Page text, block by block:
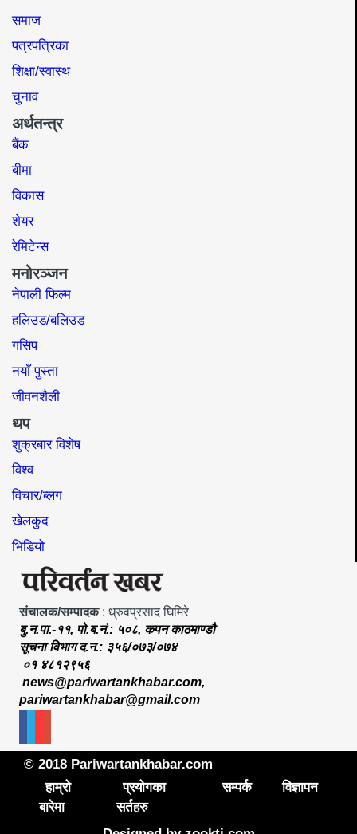
समाज​
पत्रपत्रिका
शिक्षा/स्वास्थ
चुनाव
अर्थतन्त्र
बैंक
बीमा
विकास
शेयर
रेमिटेन्स
मनोरञ्जन
नेपाली फिल्म
हलिउड/बलिउड
गसिप
नयाँ पुस्ता
जीवनशैली
थप
शुक्रबार विशेष
विश्व
विचार/ब्लग
खेलकुद
भिडियो
संचालक/सम्पादक: ध्रुवप्रसाद घिमिरे
बु.न.पा.-११, पो.ब.नं.: ५०८, कपन काठमाण्डौ
सूचना विभाग द.न.: ३५६/०७३/०७४
०१ ४८१२९५६
news@pariwartankhabar.com,
pariwartankhabar@gmail.com
© 2018 Pariwartankhabar.com
हाम्रो
बारेमा
प्रयोगका
सर्तहरु
सम्पर्क विज्ञापन